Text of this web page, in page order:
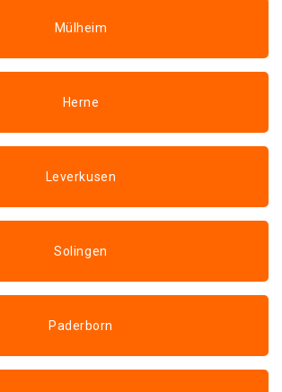
Mülheim
Herne
Leverkusen
Solingen
Paderborn